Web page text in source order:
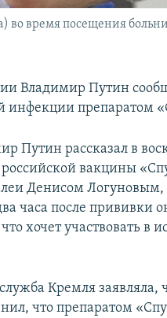
во время посещения
Владимир Путин
инфекции препаратом
Путин рассказал в
вакцины
Денисом Логуновым,
часа после прививки
хочет участвовать
Кремля заявляла,
что препаратом